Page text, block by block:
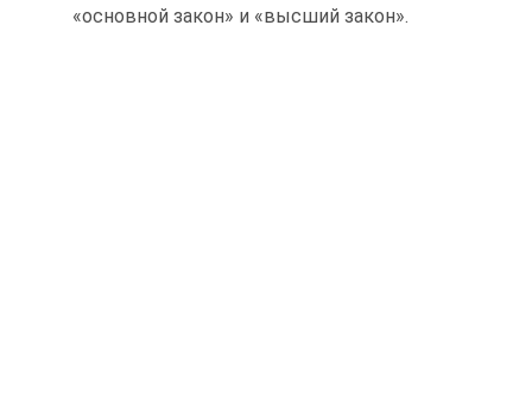
«основной закон» и «высший закон».